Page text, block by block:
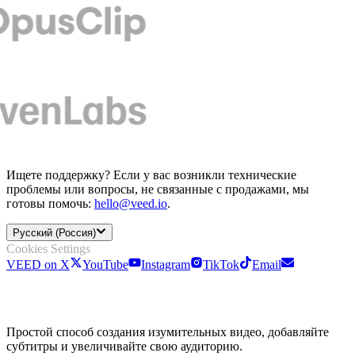
Ищете поддержку? Если у вас возникли технические
проблемы или вопросы, не связанные с продажами, мы
готовы помочь: hello@veed.io.
Русский (Россия)
Cookies Settings
VEED on X
YouTube Instagram TikTok Email
Простой способ создания изумительных видео, добавляйте
субтитры и увеличивайте свою аудиторию.